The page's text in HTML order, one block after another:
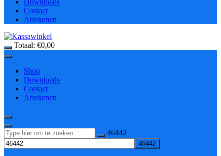
Downloads
Contact
Afrekenen
Totaal: €0,00
Shop
Downloads
Contact
Afrekenen
Zoeken
naar:
46442